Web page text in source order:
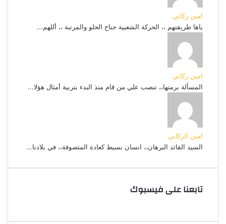
امين ركابي
ياها طريقتهم ،، الحركة الشعبية جناح الحلو والمرتبة ،، أللهم...
امين ركابي
المسألة برمتها،، تنصب علي من قام منذ البدء بتربية أمثال هؤلا...
امين الركابي
السيد القائد البرهان،، انسان بسيط كعادة المتصوفة،، في بلادنا...
تابعنا على فيسبوك